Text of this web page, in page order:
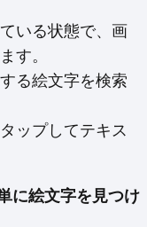
いる状態で、画
す。
る絵文字を検索
ップしてテキス
に絵文字を見つけ